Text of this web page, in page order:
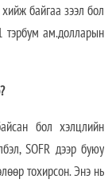
байгаа зээл бол
тэрбум ам.долларын
бол хэлцлийн
SOFR дээр буюу
тохирсон. Энэ нь